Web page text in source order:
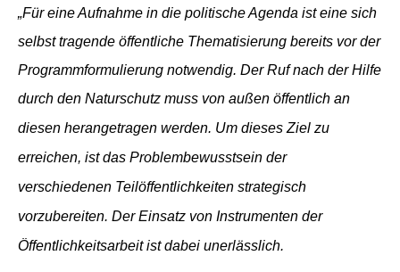
„Für eine Aufnahme in die politische Agenda ist eine sich
selbst tragende öffentliche Thematisierung bereits vor der
Programmformulierung notwendig. Der Ruf nach der Hilfe
durch den Naturschutz muss von außen öffentlich an
diesen herangetragen werden. Um dieses Ziel zu
erreichen, ist das Problembewusstsein der
verschiedenen Teilöffentlichkeiten strategisch
vorzubereiten. Der Einsatz von Instrumenten der
Öffentlichkeitsarbeit ist dabei unerlässlich.